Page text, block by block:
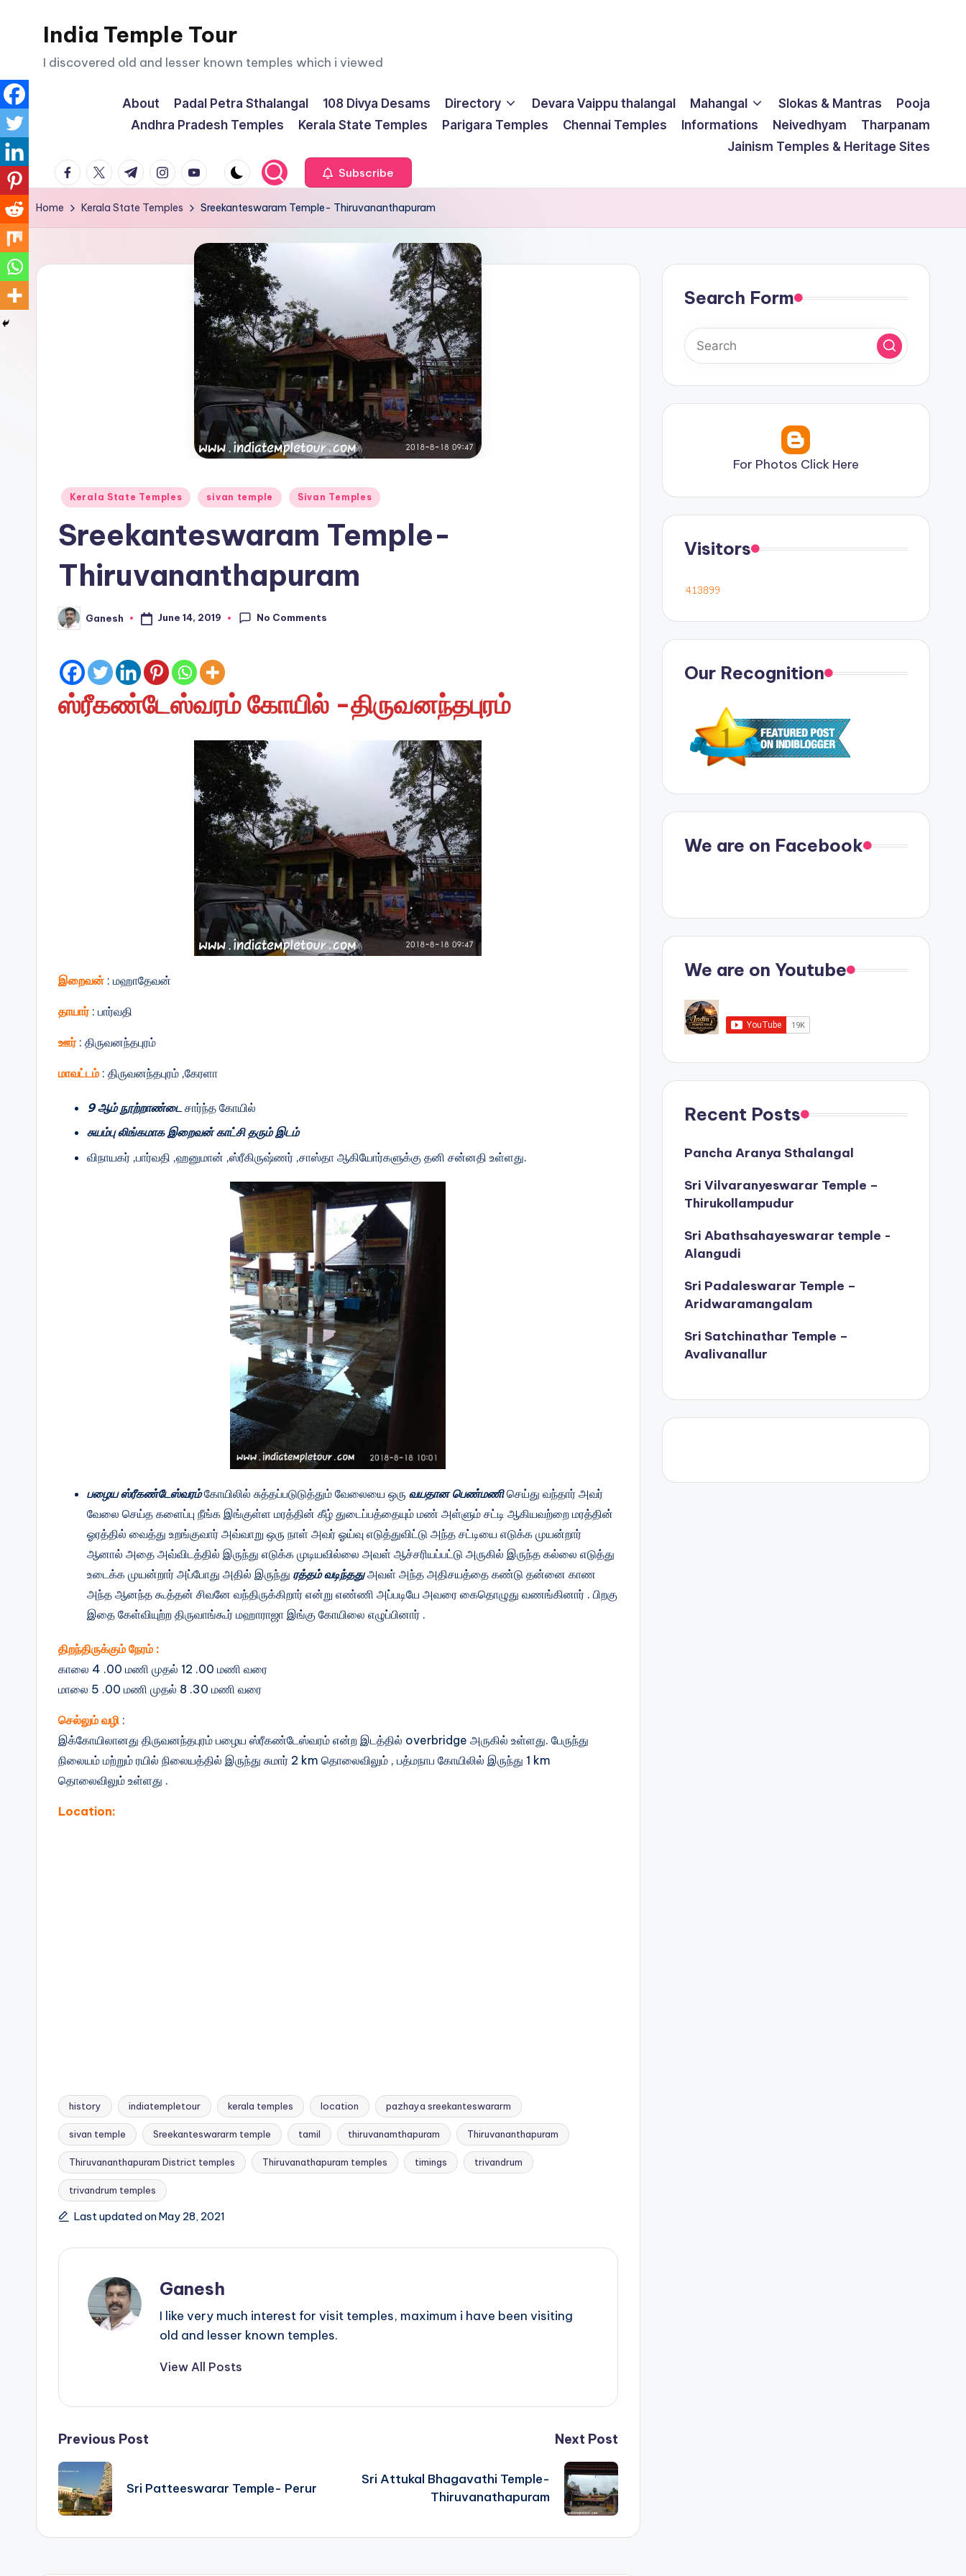
content
India Temple Tour
I discovered old and lesser known temples which i viewed
About Padal Petra Sthalangal 108 Divya Desams Directory Devara Vaippu thalangal Mahangal Slokas & Mantras
Pooja
Andhra Pradesh Temples
Kerala State Temples Parigara Temples Chennai Temples Informations Neivedhyam
Tharpanam
Jainism Temples & Heritage Sites
facebook.com
twitter.com
t.me instagram.com
youtube.com Subscribe
Home Kerala State Temples Sreekanteswaram Temple- Thiruvananthapuram
Posted
Kerala State Temples sivan temple Sivan Temples
Sreekanteswaram Temple-
Thiruvananthapuram
Posted
by
Ganesh June 14, 2019 No Comments
ஸ்ரீகண்டேஸ்வரம் கோயில் -திருவனந்தபுரம்
இறைவன் : மஹாதேவன்
தாயார் : பார்வதி
ஊர்: திருவனந்தபுரம்
மாவட்டம் : திருவனந்தபுரம் ,கேரளா
9 ஆம் நூற்றாண்டைசார்ந்த கோயில்
சுயம்பு லிங்கமாக இறைவன் காட்சி தரும் இடம்
விநாயகர் ,பார்வதி ,ஹனுமான் ,ஸ்ரீகிருஷ்ணர் ,சாஸ்தா ஆகியோர்களுக்கு தனி சன்னதி உள்ளது.
பழைய ஸ்ரீகண்டேஸ்வரம்கோயிலில் சுத்தப்படுடுத்தும் வேலையை ஒரு வயதான பெண்மணிசெய்து வந்தார் அவர்
வேலை செய்த களைப்பு நீங்க இங்குள்ள மரத்தின் கீழ் துடைப்பத்தையும் மண் அள்ளும் சட்டி ஆகியவற்றை மரத்தின்
ஓரத்தில் வைத்து உறங்குவார் அவ்வாறு ஒரு நாள் அவர் ஓய்வு எடுத்துவிட்டு அந்த சட்டியை எடுக்க முயன்றார்
ஆனால் அதை அவ்விடத்தில் இருந்து எடுக்க முடியவில்லை அவள் ஆச்சரியப்பட்டு அருகில் இருந்த கல்லை எடுத்து
உடைக்க முயன்றார் அப்போது அதில் இருந்து ரத்தம் வடிந்ததுஅவள் அந்த அதிசயத்தை கண்டு தன்னை காண
அந்த ஆனந்த கூத்தன் சிவனே வந்திருக்கிறார் என்று எண்ணி அப்படியே அவரை கைதொழுது வணங்கினார் . பிறகு
இதை கேள்வியுற்ற திருவாங்கூர் மஹாராஜா இங்கு கோயிலை எழுப்பினார் .
திறந்திருக்கும் நேரம் :
காலை 4 .00 மணி முதல் 12 .00 மணி வரை
மாலை 5 .00 மணி முதல் 8 .30 மணி வரை
செல்லும் வழி :
இக்கோயிலானது திருவனந்தபுரம் பழைய ஸ்ரீகண்டேஸ்வரம் என்ற இடத்தில் overbridge அருகில் உள்ளது. பேருந்து
நிலையம் மற்றும் ரயில் நிலையத்தில் இருந்து சுமார் 2 km தொலைவிலும் , பத்மநாப கோயிலில் இருந்து 1 km
தொலைவிலும் உள்ளது .
Location:
Tags:
history indiatempletour kerala temples location pazhaya sreekanteswararm
sivan temple Sreekanteswararm temple tamil thiruvanamthapuram Thiruvananthapuram
Thiruvananthapuram District temples Thiruvanathapuram temples timings trivandrum
trivandrum temples
Last updated on May 28, 2021
Ganesh
I like very much interest for visit temples, maximum i have been visiting
old and lesser known temples.
View All Posts
Post
navigation
Previous Post
Sri Patteeswarar Temple- Perur
Next Post
Sri Attukal Bhagavathi Temple-
Thiruvanathapuram
Search Form
For Photos Click Here
Visitors
Our Recognition
We are on Facebook
We are on Youtube
Recent Posts
Pancha Aranya Sthalangal
Sri Vilvaranyeswarar Temple –
Thirukollampudur
Sri Abathsahayeswarar temple -
Alangudi
Sri Padaleswarar Temple –
Aridwaramangalam
Sri Satchinathar Temple –
Avalivanallur